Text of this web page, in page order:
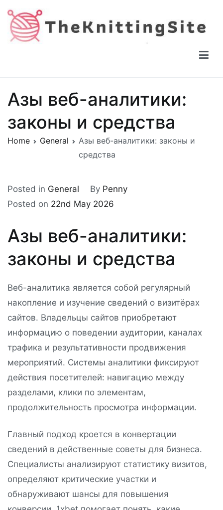
Skip
content
Азы веб-аналитики:
законы и средства
Home General
Азы веб-аналитики: законы и
средства
Posted in General By Penny
Posted on 22nd May 2026
Азы веб-аналитики:
законы и средства
Веб-аналитика является собой регулярный
накопление и изучение сведений о визитёрах
сайтов. Владельцы сайтов приобретают
информацию о поведении аудитории, каналах
трафика и результативности продвижения
мероприятий. Системы аналитики фиксируют
действия посетителей: навигацию между
разделами, клики по элементам,
продолжительность просмотра информации.
Главный подход кроется в конвертации
сведений в действенные советы для бизнеса.
Специалисты анализируют статистику визитов,
определяют критические участки и
обнаруживают шансы для повышения